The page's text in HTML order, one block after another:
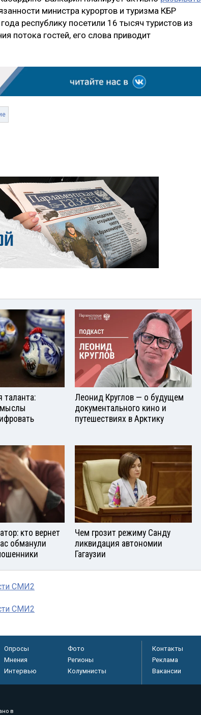
министра курортов и туризма КБР
республику посетили 16 тысяч туристов из
потока гостей, его слова приводит
таланта:
Леонид Круглов — о будущем
документального кино и
путешествиях в Арктику
кто вернет
обманули
Чем грозит режиму Санду
ликвидация автономии
Гагаузии
СМИ2
СМИ2
Опросы
Фото
Мнения
Регионы
Интервью Колумнисты
Контакты
Реклама
Вакансии
в